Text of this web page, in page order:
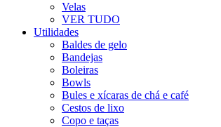
Velas
VER TUDO
Utilidades
Baldes de gelo
Bandejas
Boleiras
Bowls
Bules e xícaras de chá e café
Cestos de lixo
Copo e taças